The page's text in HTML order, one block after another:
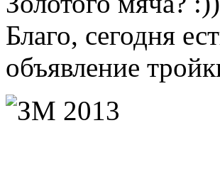
Благо, сегодня
объявление